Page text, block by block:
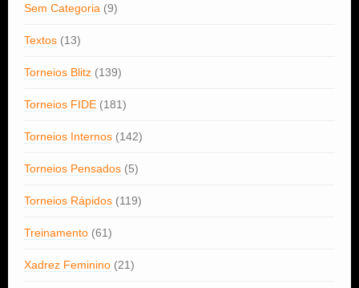
Sem Categoria (9)
Textos (13)
Torneios Blitz (139)
Torneios FIDE (181)
Torneios Internos (142)
Torneios Pensados (5)
Torneios Rápidos (119)
Treinamento (61)
Xadrez Feminino (21)